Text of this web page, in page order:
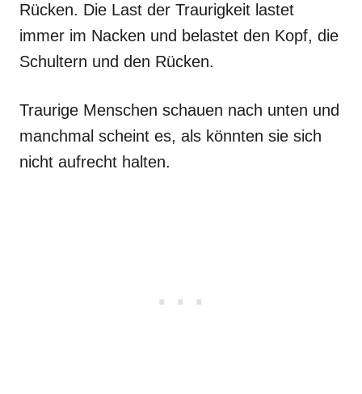
Rücken. Die Last der Traurigkeit lastet
immer im Nacken und belastet den Kopf, die
Schultern und den Rücken.
Traurige Menschen schauen nach unten und
manchmal scheint es, als könnten sie sich
nicht aufrecht halten.